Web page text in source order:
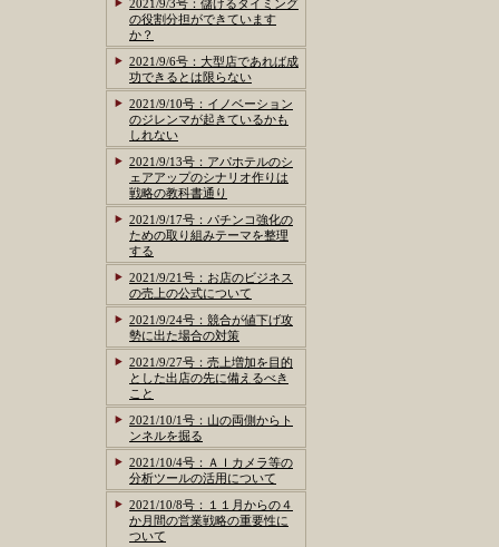
2021/9/3号：儲けるタイミング
の役割分担ができています
か？
2021/9/6号：大型店であれば成
功できるとは限らない
2021/9/10号：イノベーション
のジレンマが起きているかも
しれない
2021/9/13号：アパホテルのシ
ェアアップのシナリオ作りは
戦略の教科書通り
2021/9/17号：パチンコ強化の
ための取り組みテーマを整理
する
2021/9/21号：お店のビジネス
の売上の公式について
2021/9/24号：競合が値下げ攻
勢に出た場合の対策
2021/9/27号：売上増加を目的
とした出店の先に備えるべき
こと
2021/10/1号：山の両側からト
ンネルを掘る
2021/10/4号：ＡＩカメラ等の
分析ツールの活用について
2021/10/8号：１１月からの４
か月間の営業戦略の重要性に
ついて